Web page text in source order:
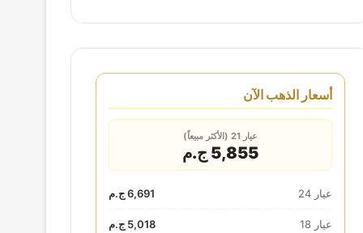
أسعار الذهب الآن
عيار 21 (الأكثر مبيعاً)
5,855 ج.م
عيار 24 6,691 ج.م
عيار 18 5,018 ج.م